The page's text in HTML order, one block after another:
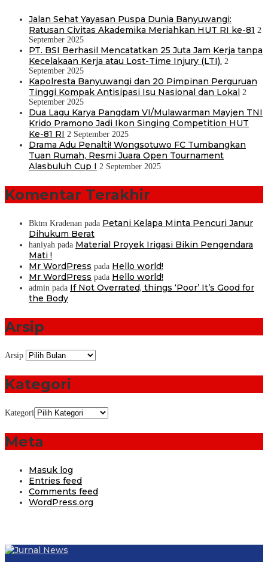
Jalan Sehat Yayasan Puspa Dunia Banyuwangi:
Ratusan Civitas Akademika Meriahkan HUT RI ke-81 2
September 2025
PT. BSI Berhasil Mencatatkan 25 Juta Jam Kerja tanpa
Kecelakaan Kerja atau Lost-Time Injury (LTI). 2
September 2025
Kapolresta Banyuwangi dan 20 Pimpinan Perguruan
Tinggi Kompak Antisipasi Isu Nasional dan Lokal 2
September 2025
Dua Lagu Karya Pangdam VI/Mulawarman Mayjen TNI
Krido Pramono Jadi Ikon Singing Competition HUT
Ke-81 RI 2 September 2025
Drama Adu Penalti! Wongsotuwo FC Tumbangkan
Tuan Rumah, Resmi Juara Open Tournament
Alasbuluh Cup I 2 September 2025
Komentar Terakhir
Bktm Kradenan pada Petani Kelapa Minta Pencuri Janur
Dihukum Berat
haniyah pada Material Proyek Irigasi Bikin Pengendara
Mati !
Mr WordPress pada Hello world!
Mr WordPress pada Hello world!
admin pada If Not Overrated, things ‘Poor’ It’s Good for
the Body
Arsip
Arsip
Kategori
Kategori
Meta
Masuk log
Entries feed
Comments feed
WordPress.org